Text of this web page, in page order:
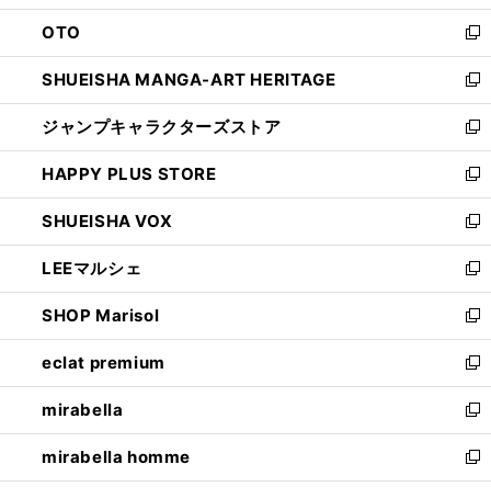
ウ
で
開
く
ン
ド
ウ
で
開
く
OTO
新
し
い
ウ
ィ
ン
ド
ウ
で
開
く
SHUEISHA MANGA-ART HERITAGE
新
し
い
ウ
ィ
ン
ド
ウ
で
開
く
ジャンプキャラクターズストア
新
し
い
ウ
ィ
ン
ド
ウ
で
開
く
HAPPY PLUS STORE
新
し
い
ウ
ィ
ン
ド
ウ
で
開
く
SHUEISHA VOX
新
し
い
ウ
ィ
ン
ド
ウ
で
開
く
LEEマルシェ
新
し
い
ウ
ィ
ン
ド
ウ
で
開
SHOP Marisol
新
し
い
ウ
ィ
ン
ド
ウ
eclat premium
新
し
い
ウ
ィ
ン
mirabella
新
し
い
mirabella homme
新